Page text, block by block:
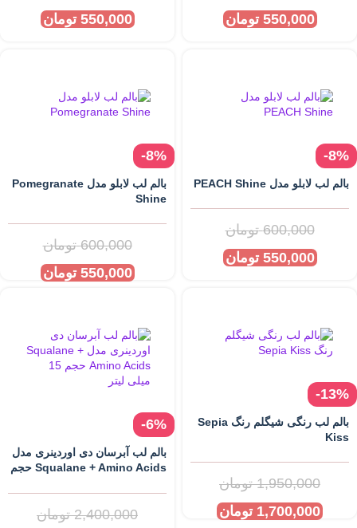
550,000 تومان
550,000 تومان
-8%
بالم لب لابلو مدل PEACH Shine
600,000 تومان
550,000 تومان
-8%
بالم لب لابلو مدل Pomegranate
Shine
600,000 تومان
550,000 تومان
-13%
بالم لب رنگی شیگلم رنگ Sepia
Kiss
1,950,000 تومان
1,700,000 تومان
-6%
بالم لب آبرسان دی اوردینری مدل
Squalane + Amino Acids حجم
2,400,000 تومان